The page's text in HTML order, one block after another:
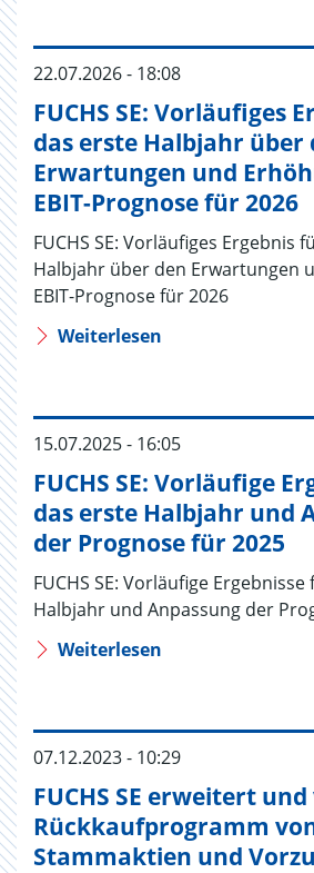
22.07.2026 - 18:08
FUCHS SE: Vorläufiges
das erste Halbjahr über
Erwartungen und
EBIT-Prognose für 2026
FUCHS SE: Vorläufiges Ergebnis
Halbjahr über den Erwartungen
EBIT-Prognose für 2026
Weiterlesen
15.07.2025 - 16:05
FUCHS SE: Vorläufige
das erste Halbjahr und
der Prognose für 2025
FUCHS SE: Vorläufige
Halbjahr und Anpassung der
Weiterlesen
07.12.2023 - 10:29
FUCHS SE erweitert
Rückkaufprogramm
Stammaktien und